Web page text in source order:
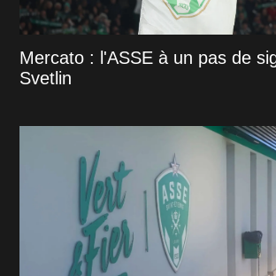
Mercato : l'ASSE à un pas de
Svetlin